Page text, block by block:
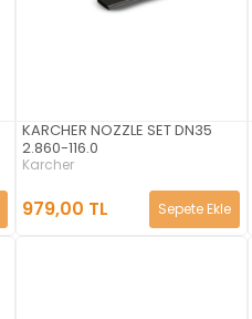
KARCHER NOZZLE SET DN35
2.860-116.0
Karcher
979,00 TL Sepete Ekle